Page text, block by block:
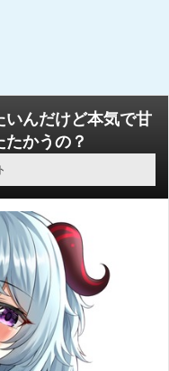
いんだけど本気で甘
かうの？